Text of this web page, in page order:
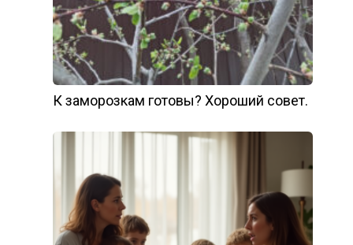
К заморозкам готовы? Хороший совет.